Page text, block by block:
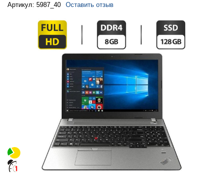
Артикул: 5987_40 Оставить отзыв